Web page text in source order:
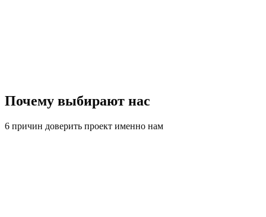
Почему выбирают нас
6 причин доверить проект именно нам